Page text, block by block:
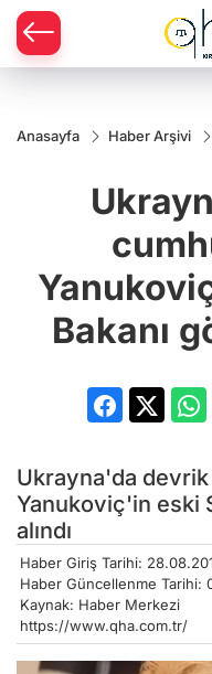
Anasayfa Haber Arşivi
Bakanı
Ukrayna'da devrik
Yanukoviç'in eski
alındı
Haber Giriş Tarihi:
Haber Güncellenme Tarihi:
Kaynak: Haber Merkezi
https://www.qha.com.tr/